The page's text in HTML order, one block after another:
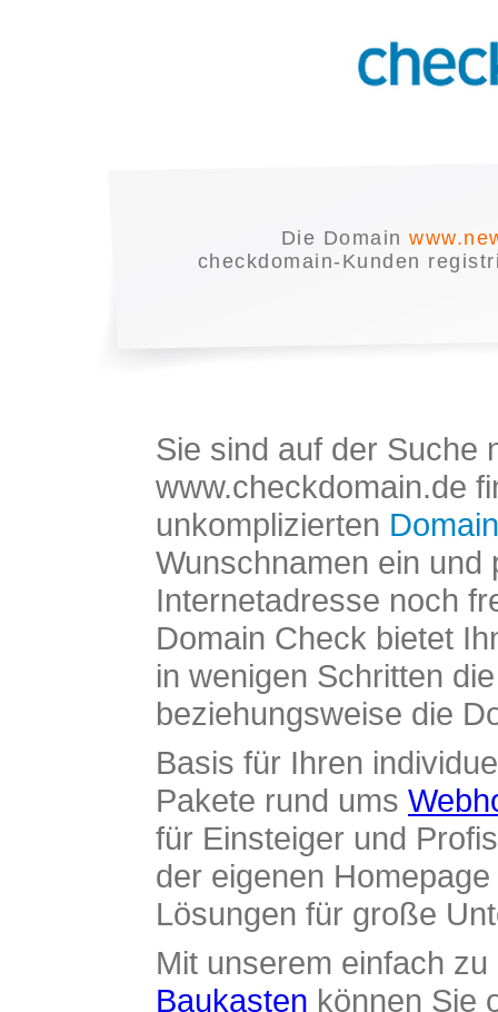
Die Domain
checkdomain-Kunden
Sie sind auf der Suche
www.checkdomain.de
unkomplizierten
Wunschnamen ein und
Internetadresse noch
Domain Check bietet
in wenigen Schritten
beziehungsweise die
Basis für Ihren
Pakete rund ums
für Einsteiger und
der eigenen
Lösungen für große
Mit unserem einfach
Baukasten können Sie